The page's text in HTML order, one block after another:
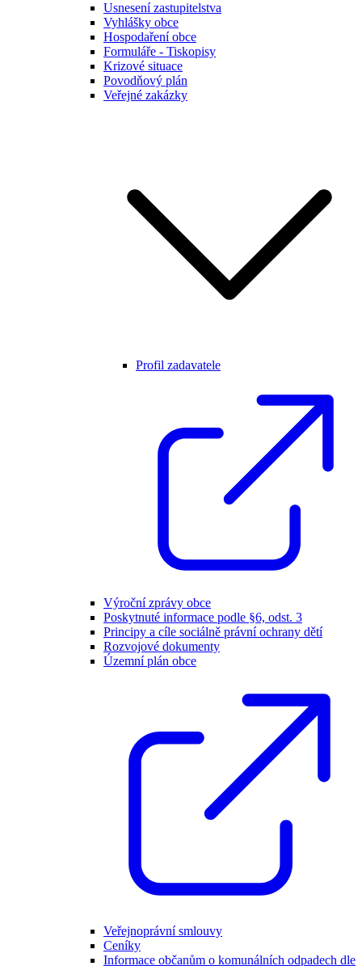
Usnesení zastupitelstva
Vyhlášky obce
Hospodaření obce
Formuláře - Tiskopisy
Krizové situace
Povodňový plán
Veřejné zakázky
Profil zadavatele
Výroční zprávy obce
Poskytnuté informace podle §6, odst. 3
Principy a cíle sociálně právní ochrany dětí
Rozvojové dokumenty
Územní plán obce
Veřejnoprávní smlouvy
Ceníky
Informace občanům o komunálních odpadech dle